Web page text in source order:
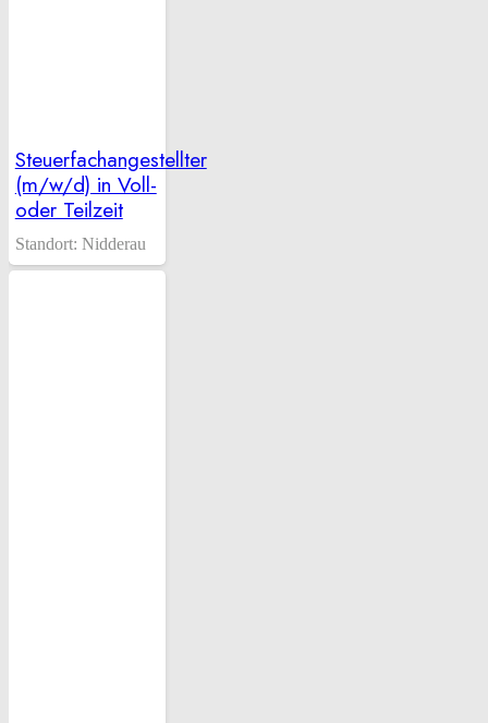
Steuerfachangestellter
(m/w/d) in Voll-
oder Teilzeit
Standort: Nidderau